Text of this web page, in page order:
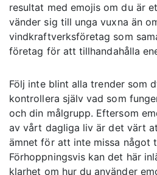
resultat med emojis om du är
vänder sig till unga vuxna än
vindkraftverksföretag som
företag för att tillhandahålla
Följ inte blint alla trender som
kontrollera själv vad som
och din målgrupp. Eftersom
av vårt dagliga liv är det värt
ämnet för att inte missa något
Förhoppningsvis kan det här
klarhet om hur du använder